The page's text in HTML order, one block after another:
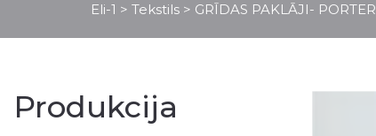
Eli-1 > Tekstils > GRĪDAS PAKLĀJI- PORTER
Produkcija